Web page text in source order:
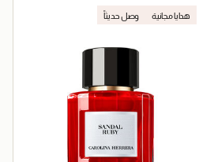
هدايا مجانية وصل حديثاً